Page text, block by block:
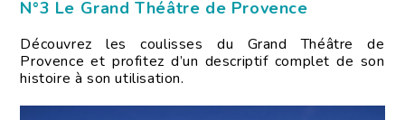
N°3 Le Grand Théâtre de Provence
Découvrez les coulisses du Grand Théâtre de
Provence et profitez d’un descriptif complet de son
histoire à son utilisation.